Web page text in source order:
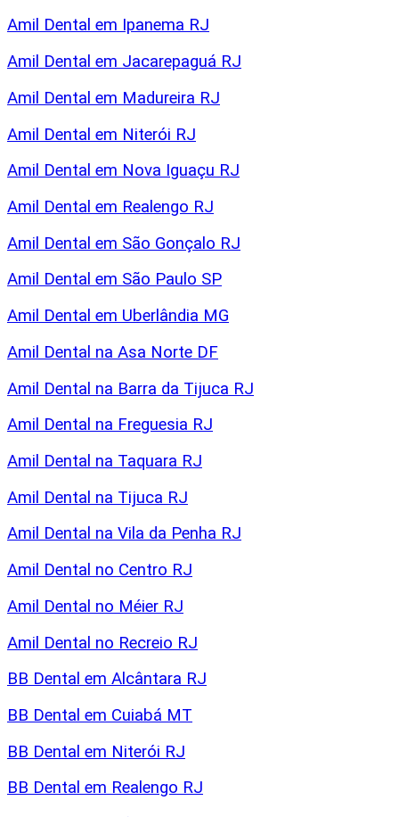
Amil Dental em Ipanema RJ
Amil Dental em Jacarepaguá RJ
Amil Dental em Madureira RJ
Amil Dental em Niterói RJ
Amil Dental em Nova Iguaçu RJ
Amil Dental em Realengo RJ
Amil Dental em São Gonçalo RJ
Amil Dental em São Paulo SP
Amil Dental em Uberlândia MG
Amil Dental na Asa Norte DF
Amil Dental na Barra da Tijuca RJ
Amil Dental na Freguesia RJ
Amil Dental na Taquara RJ
Amil Dental na Tijuca RJ
Amil Dental na Vila da Penha RJ
Amil Dental no Centro RJ
Amil Dental no Méier RJ
Amil Dental no Recreio RJ
BB Dental em Alcântara RJ
BB Dental em Cuiabá MT
BB Dental em Niterói RJ
BB Dental em Realengo RJ